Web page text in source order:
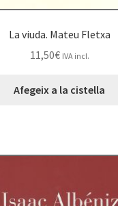
La viuda. Mateu Fletxa
11,50€ IVA incl.
Afegeix a la cistella